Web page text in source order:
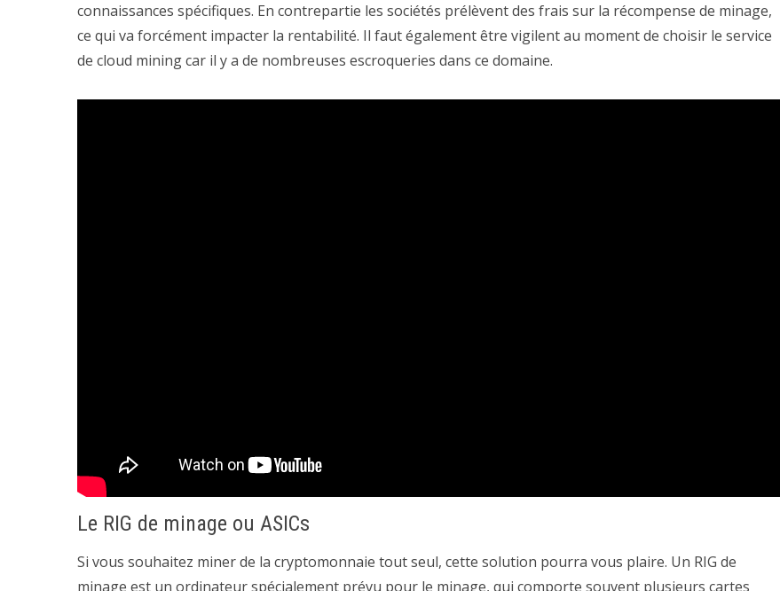
connaissances spécifiques. En contrepartie les sociétés prélèvent des frais sur la récompense de minage,
ce qui va forcément impacter la rentabilité. Il faut également être vigilent au moment de choisir le service
de cloud mining car il y a de nombreuses escroqueries dans ce domaine.
Le RIG de minage ou ASICs
Si vous souhaitez miner de la cryptomonnaie tout seul, cette solution pourra vous plaire. Un RIG de
minage est un ordinateur spécialement prévu pour le minage, qui comporte souvent plusieurs cartes